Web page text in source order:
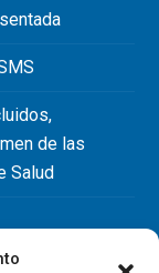
de las
Salud